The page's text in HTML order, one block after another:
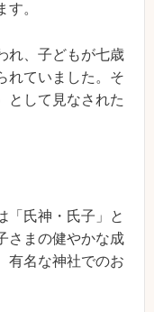
。
れ、子どもが七歳
れていました。そ
として見なされた
「氏神・氏子」と
さまの健やかな成
有名な神社でのお